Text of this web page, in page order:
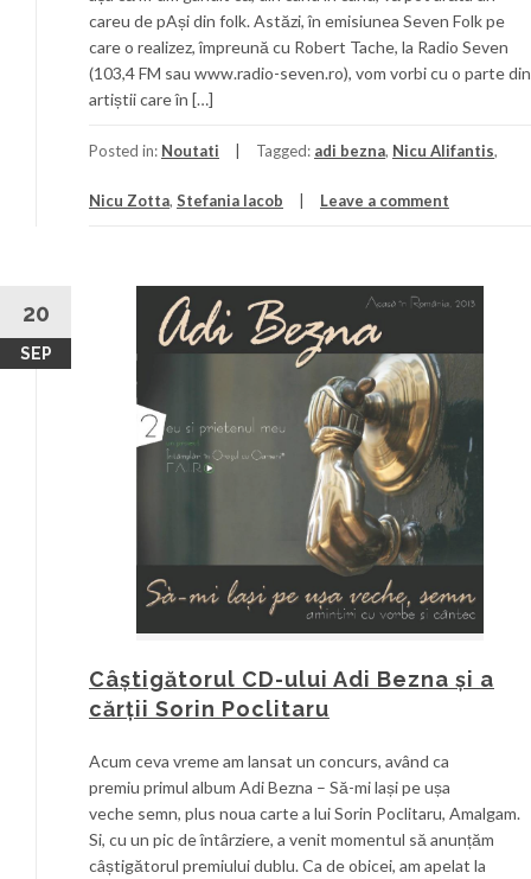
careu de pAși din folk. Astăzi, în emisiunea Seven Folk pe
care o realizez, împreună cu Robert Tache, la Radio Seven
(103,4 FM sau www.radio-seven.ro), vom vorbi cu o parte din
artiștii care în […]
Posted in: Noutati Tagged: adi bezna, Nicu Alifantis,
Nicu Zotta, Stefania Iacob Leave a comment
20
SEP
Câștigătorul CD-ului Adi Bezna și a
cărții Sorin Poclitaru
Acum ceva vreme am lansat un concurs, având ca
premiu primul album Adi Bezna – Să-mi lași pe ușa
veche semn, plus noua carte a lui Sorin Poclitaru, Amalgam.
Si, cu un pic de întârziere, a venit momentul să anunțăm
câștigătorul premiului dublu. Ca de obicei, am apelat la